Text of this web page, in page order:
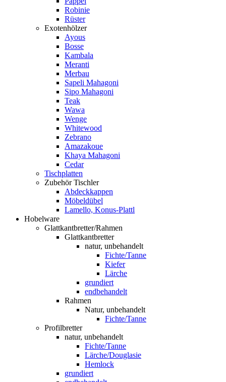
Robinie
Rüster
Exotenhölzer
Ayous
Bosse
Kambala
Meranti
Merbau
Sapeli Mahagoni
Sipo Mahagoni
Teak
Wawa
Wenge
Whitewood
Zebrano
Amazakoue
Khaya Mahagoni
Cedar
Tischplatten
Zubehör Tischler
Abdeckkappen
Möbeldübel
Lamello, Konus-Plattl
Hobelware
Glattkantbretter/Rahmen
Glattkantbretter
natur, unbehandelt
Fichte/Tanne
Kiefer
Lärche
grundiert
endbehandelt
Rahmen
Natur, unbehandelt
Fichte/Tanne
Profilbretter
natur, unbehandelt
Fichte/Tanne
Lärche/Douglasie
Hemlock
grundiert